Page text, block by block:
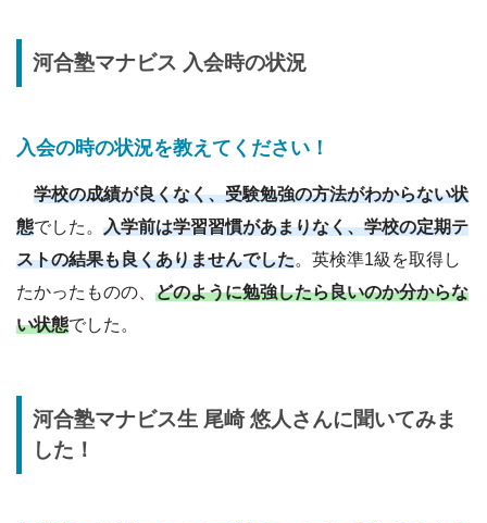
河合塾マナビス 入会時の状況
入会の時の状況を教えてください ！
学校の成績が良くなく、受験勉強の方法がわからない状
態でした。 入学前は学習習慣があまりなく、学校の定期テ
ストの結果も良くありませんでした。英検準1級を取得し
たかったものの、 どのように勉強したら良いのか分からな
い状態でした。
河合塾マナビス生 尾崎 悠人 さんに聞いてみま
した！